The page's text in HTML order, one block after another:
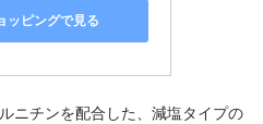
ッピングで見る
ニチンを配合した、減塩タイプの